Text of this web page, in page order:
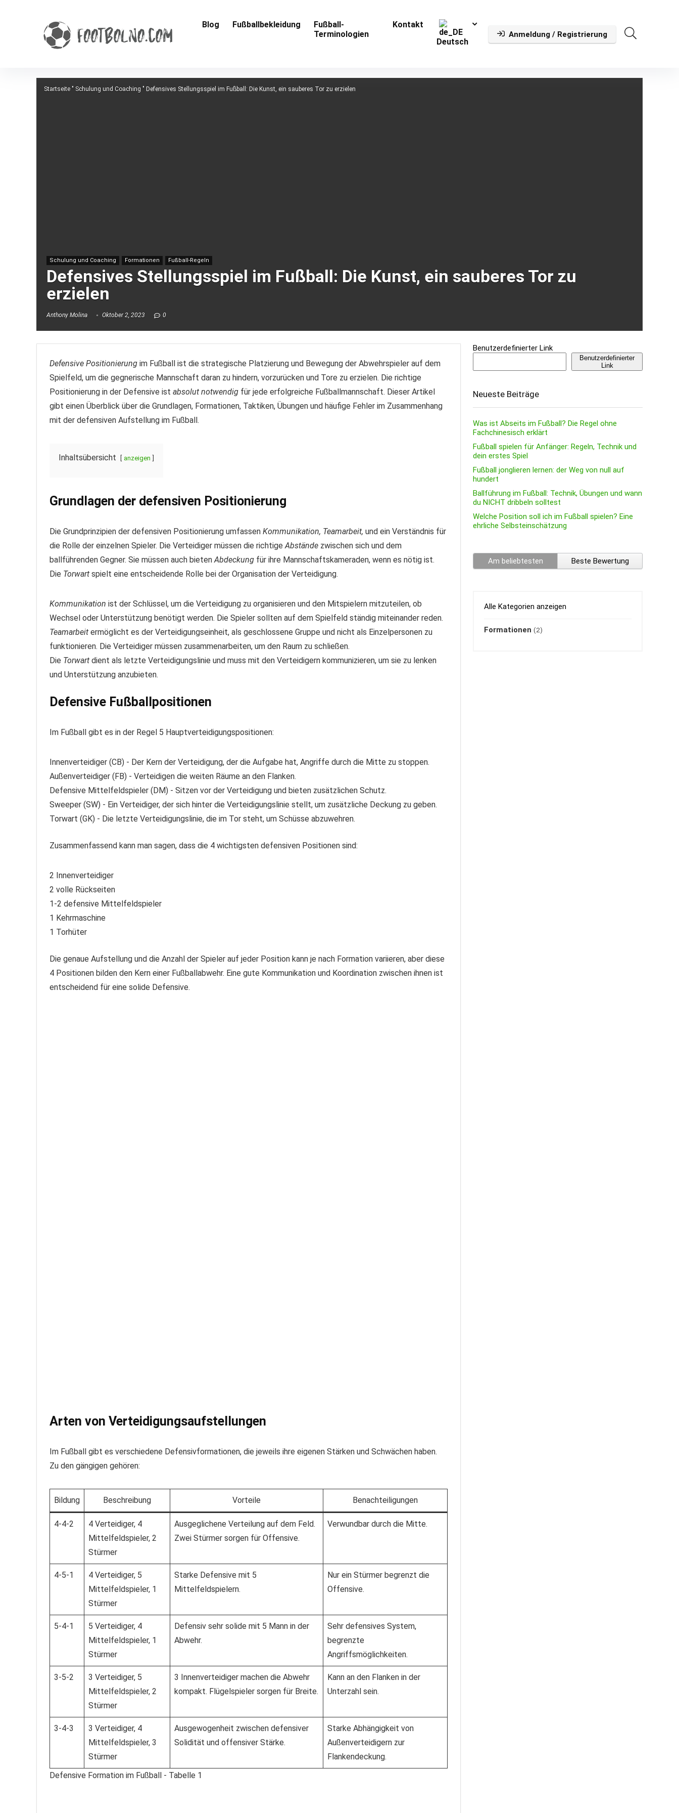
Blog Fußballbekleidung
Fußball-
Terminologien
Kontakt
Deutsch
Anmeldung / Registrierung
Startseite " Schulung und Coaching " Defensives Stellungsspiel im Fußball: Die Kunst, ein sauberes Tor zu erzielen
Schulung und Coaching Formationen Fußball-Regeln
Defensives Stellungsspiel im Fußball: Die Kunst, ein sauberes Tor zu
erzielen
Anthony Molina Oktober 2, 2023 0
Defensive Positionierung im Fußball ist die strategische Platzierung und Bewegung der Abwehrspieler auf dem
Spielfeld, um die gegnerische Mannschaft daran zu hindern, vorzurücken und Tore zu erzielen. Die richtige
Positionierung in der Defensive ist absolut notwendig für jede erfolgreiche Fußballmannschaft. Dieser Artikel
gibt einen Überblick über die Grundlagen, Formationen, Taktiken, Übungen und häufige Fehler im Zusammenhang
mit der defensiven Aufstellung im Fußball.
Inhaltsübersicht anzeigen
Grundlagen der defensiven Positionierung
Die Grundprinzipien der defensiven Positionierung umfassen Kommunikation, Teamarbeit, und ein Verständnis für
die Rolle der einzelnen Spieler. Die Verteidiger müssen die richtigeAbstände zwischen sich und dem
ballführenden Gegner. Sie müssen auch bietenAbdeckung für ihre Mannschaftskameraden, wenn es nötig ist.
Die Torwart spielt eine entscheidende Rolle bei der Organisation der Verteidigung.
Kommunikation ist der Schlüssel, um die Verteidigung zu organisieren und den Mitspielern mitzuteilen, ob
Wechsel oder Unterstützung benötigt werden. Die Spieler sollten auf dem Spielfeld ständig miteinander reden.
Teamarbeit ermöglicht es der Verteidigungseinheit, als geschlossene Gruppe und nicht als Einzelpersonen zu
funktionieren. Die Verteidiger müssen zusammenarbeiten, um den Raum zu schließen.
Die Torwart dient als letzte Verteidigungslinie und muss mit den Verteidigern kommunizieren, um sie zu lenken
und Unterstützung anzubieten.
Defensive Fußballpositionen
Im Fußball gibt es in der Regel 5 Hauptverteidigungspositionen:
Innenverteidiger (CB) - Der Kern der Verteidigung, der die Aufgabe hat, Angriffe durch die Mitte zu stoppen.
Außenverteidiger (FB) - Verteidigen die weiten Räume an den Flanken.
Defensive Mittelfeldspieler (DM) - Sitzen vor der Verteidigung und bieten zusätzlichen Schutz.
Sweeper (SW) - Ein Verteidiger, der sich hinter die Verteidigungslinie stellt, um zusätzliche Deckung zu geben.
Torwart (GK) - Die letzte Verteidigungslinie, die im Tor steht, um Schüsse abzuwehren.
Zusammenfassend kann man sagen, dass die 4 wichtigsten defensiven Positionen sind:
2 Innenverteidiger
2 volle Rückseiten
1-2 defensive Mittelfeldspieler
1 Kehrmaschine
1 Torhüter
Die genaue Aufstellung und die Anzahl der Spieler auf jeder Position kann je nach Formation variieren, aber diese
4 Positionen bilden den Kern einer Fußballabwehr. Eine gute Kommunikation und Koordination zwischen ihnen ist
entscheidend für eine solide Defensive.
Arten von Verteidigungsaufstellungen
Im Fußball gibt es verschiedene Defensivformationen, die jeweils ihre eigenen Stärken und Schwächen haben.
Zu den gängigen gehören:
Bildung Beschreibung Vorteile Benachteiligungen
4-4-2
4 Verteidiger, 4
Mittelfeldspieler, 2
Stürmer
Ausgeglichene Verteilung auf dem Feld.
Zwei Stürmer sorgen für Offensive.
Verwundbar durch die Mitte.
4-5-1
4 Verteidiger, 5
Mittelfeldspieler, 1
Stürmer
Starke Defensive mit 5
Mittelfeldspielern.
Nur ein Stürmer begrenzt die
Offensive.
5-4-1
5 Verteidiger, 4
Mittelfeldspieler, 1
Stürmer
Defensiv sehr solide mit 5 Mann in der
Abwehr.
Sehr defensives System,
begrenzte
Angriffsmöglichkeiten.
3-5-2
3 Verteidiger, 5
Mittelfeldspieler, 2
Stürmer
3 Innenverteidiger machen die Abwehr
kompakt. Flügelspieler sorgen für Breite.
Kann an den Flanken in der
Unterzahl sein.
3-4-3
3 Verteidiger, 4
Mittelfeldspieler, 3
Stürmer
Ausgewogenheit zwischen defensiver
Solidität und offensiver Stärke.
Starke Abhängigkeit von
Außenverteidigern zur
Flankendeckung.
Defensive Formation im Fußball - Tabelle 1
Benutzerdefinierter Link
Benutzerdefinierter
Link
Neueste Beiträge
Was ist Abseits im Fußball? Die Regel ohne
Fachchinesisch erklärt
Fußball spielen für Anfänger: Regeln, Technik und
dein erstes Spiel
Fußball jonglieren lernen: der Weg von null auf
hundert
Ballführung im Fußball: Technik, Übungen und wann
du NICHT dribbeln solltest
Welche Position soll ich im Fußball spielen? Eine
ehrliche Selbsteinschätzung
Am beliebtesten Beste Bewertung
Alle Kategorien anzeigen
Formationen (2)